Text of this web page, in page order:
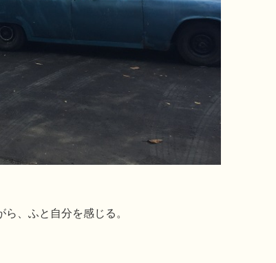
、ふと自分を感じる。